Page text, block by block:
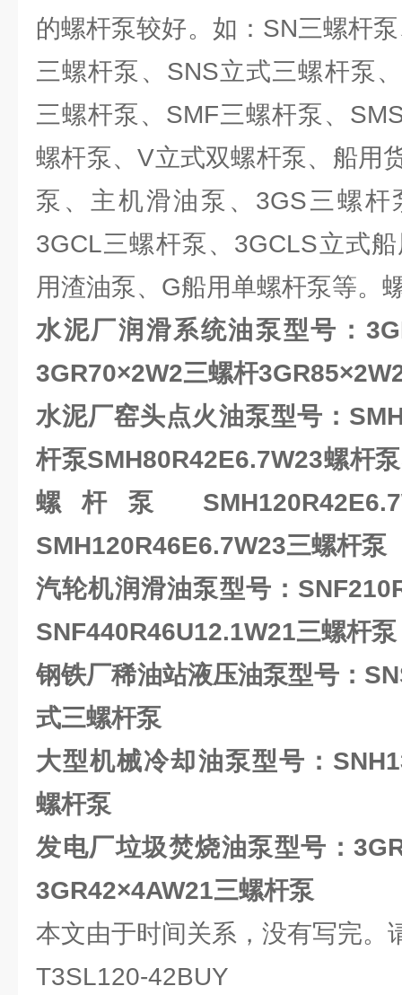
的螺杆泵较好。如：SN三螺杆
三螺杆泵、SNS立式三螺杆泵
三螺杆泵、SMF三螺杆泵、
螺杆泵、V立式双螺杆泵、船用
泵、主机滑油泵、3GS三螺杆
3GCL三螺杆泵、3GCLS立式
用渣油泵、G船用单螺杆泵等。
水泥厂润滑系统油泵型号 ：
3GR70×2W2三螺杆
水泥厂窑头点火油泵型号 ：
杆泵SMH80R42E6.7W23螺杆泵
螺杆泵
SMH120R46E6.7W23三螺杆泵
汽轮机润滑油泵型号：
SNF440R46U12.1W21三螺杆泵
钢铁厂稀油站液压油泵型号：
式三螺杆泵
大型机械冷却油泵型号：
螺杆泵
发电厂垃圾焚烧油泵型号：
3GR42×4AW21三螺杆泵
本文由于时间关系，没有写完。
T3SL120-42BUY